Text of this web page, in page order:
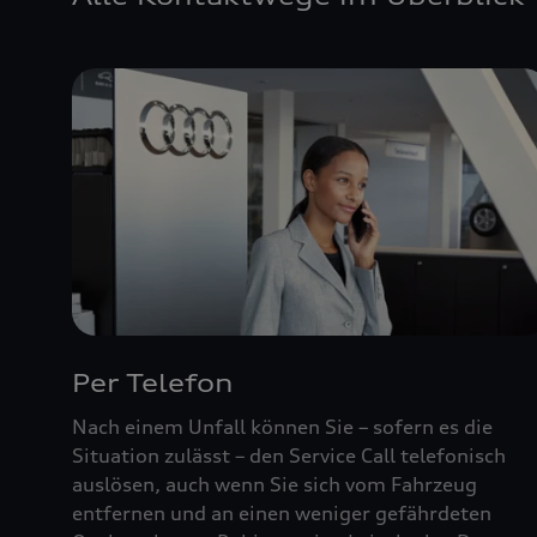
Per Telefon
Nach einem Unfall können Sie – sofern es die
Situation zulässt – den Service Call telefonisch
auslösen, auch wenn Sie sich vom Fahrzeug
entfernen und an einen weniger gefährdeten